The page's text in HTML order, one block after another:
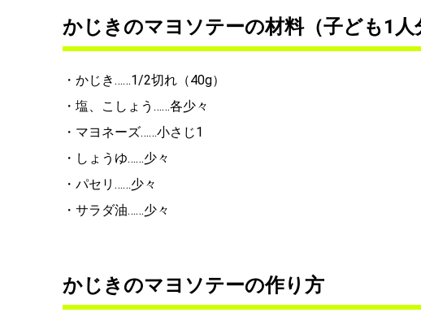
かじきのマヨソテーの材料（子ども1人
・かじき……1/2切れ（40g）
・塩、こしょう……各少々
・マヨネーズ……小さじ1
・しょうゆ……少々
・パセリ……少々
・サラダ油……少々
かじきのマヨソテーの作り方